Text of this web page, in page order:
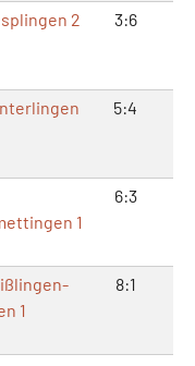
2 3:6
5:4
1
6:3
1
8:1